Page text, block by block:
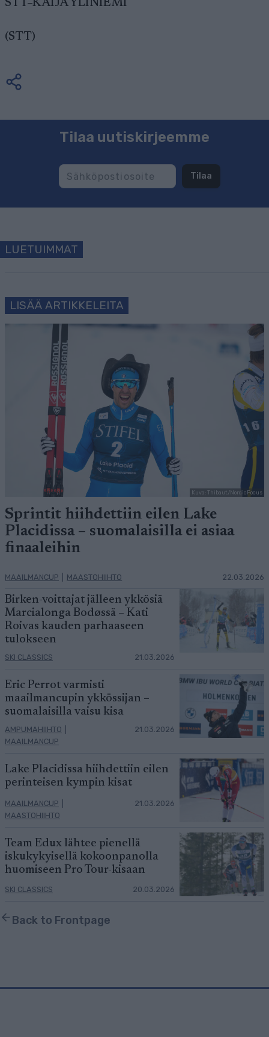
STT–KAIJA YLINIEMI
(STT)
Tilaa uutiskirjeemme
Tilaa
LUETUIMMAT
LISÄÄ ARTIKKELEITA
Kuva: Thibaut/NordicFocus
Sprintit hiihdettiin eilen Lake
Placidissa – suomalaisilla ei asiaa
finaaleihin
MAAILMANCUP MAASTOHIIHTO 22.03.2026
Birken-voittajat jälleen ykkösiä
Marcialonga Bodøssä – Kati
Roivas kauden parhaaseen
tulokseen
SKI CLASSICS 21.03.2026
Eric Perrot varmisti
maailmancupin ykkössijan –
suomalaisilla vaisu kisa
AMPUMAHIIHTO
MAAILMANCUP
21.03.2026
Lake Placidissa hiihdettiin eilen
perinteisen kympin kisat
MAAILMANCUP
MAASTOHIIHTO
21.03.2026
Team Edux lähtee pienellä
iskukykyisellä kokoonpanolla
huomiseen Pro Tour-kisaan
SKI CLASSICS 20.03.2026
Back to Frontpage